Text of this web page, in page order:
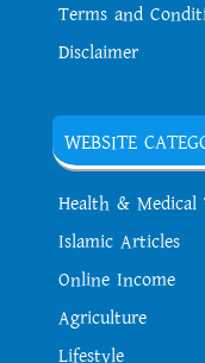
Terms and
Disclaimer
WEBSITE
Health & Medical
Islamic Articles
Online Income
Agriculture
Lifestyle